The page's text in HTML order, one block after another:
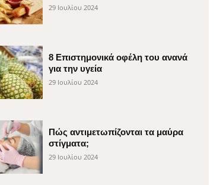
29 Ιουλίου 2024
8 Επιστημονικά οφέλη του ανανά
για την υγεία
29 Ιουλίου 2024
Πώς αντιμετωπίζονται τα μαύρα
στίγματα;
29 Ιουλίου 2024